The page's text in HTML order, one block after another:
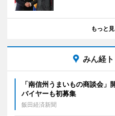
もっと
みん経
「南信州うまいもの商談会
バイヤーも初募集
飯田経済新聞